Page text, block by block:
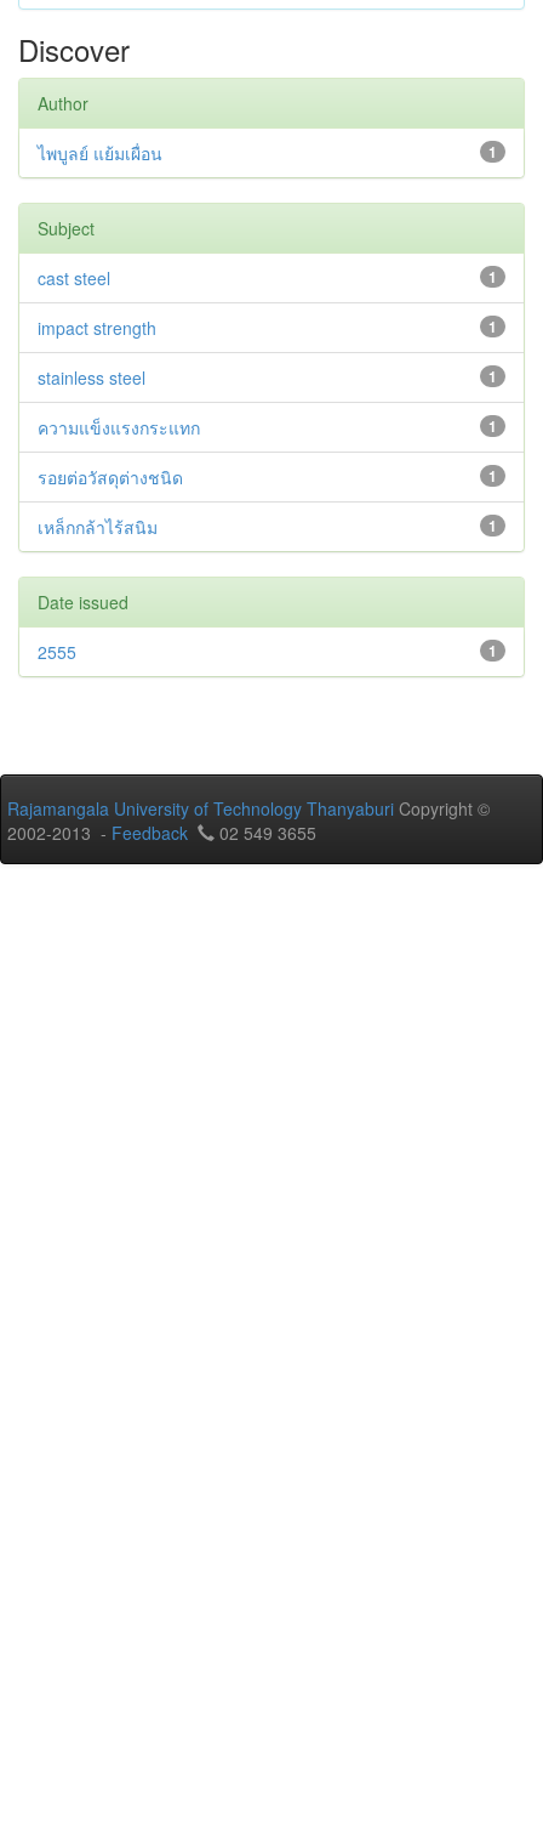
Discover
Author
1
ไพบูลย์ แย้มเผื่อน
Subject
1
cast steel
1
impact strength
1
stainless steel
1
ความแข็งแรงกระแทก
1
รอยต่อวัสดุต่างชนิด
1
เหล็กกล้าไร้สนิม
Date issued
1
2555
Rajamangala University of Technology Thanyaburi Copyright ©
2002-2013 - Feedback 02 549 3655